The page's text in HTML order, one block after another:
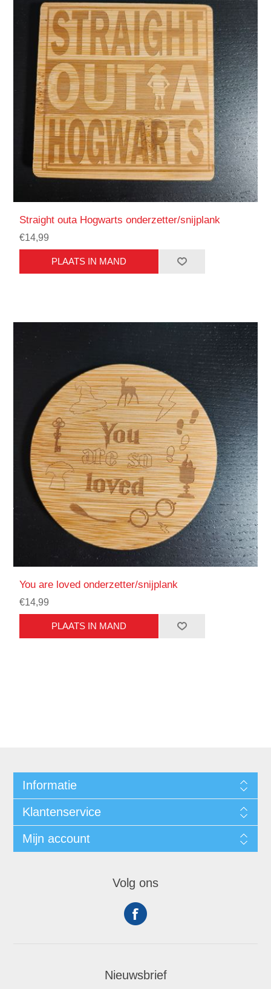
Straight outa Hogwarts onderzetter/snijplank
€14,99
You are loved onderzetter/snijplank
€14,99
Informatie
Klantenservice
Mijn account
Volg ons
Nieuwsbrief